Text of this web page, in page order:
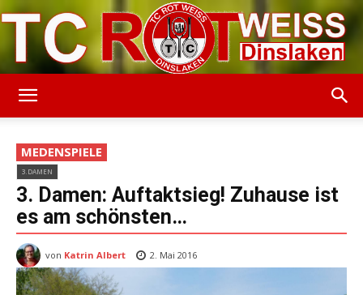
Weiss
MEDENSPIELE
3.DAMEN
3. Damen: Auftaktsieg! Zuhause ist
es am schönsten…
von Katrin Albert 2. Mai 2016